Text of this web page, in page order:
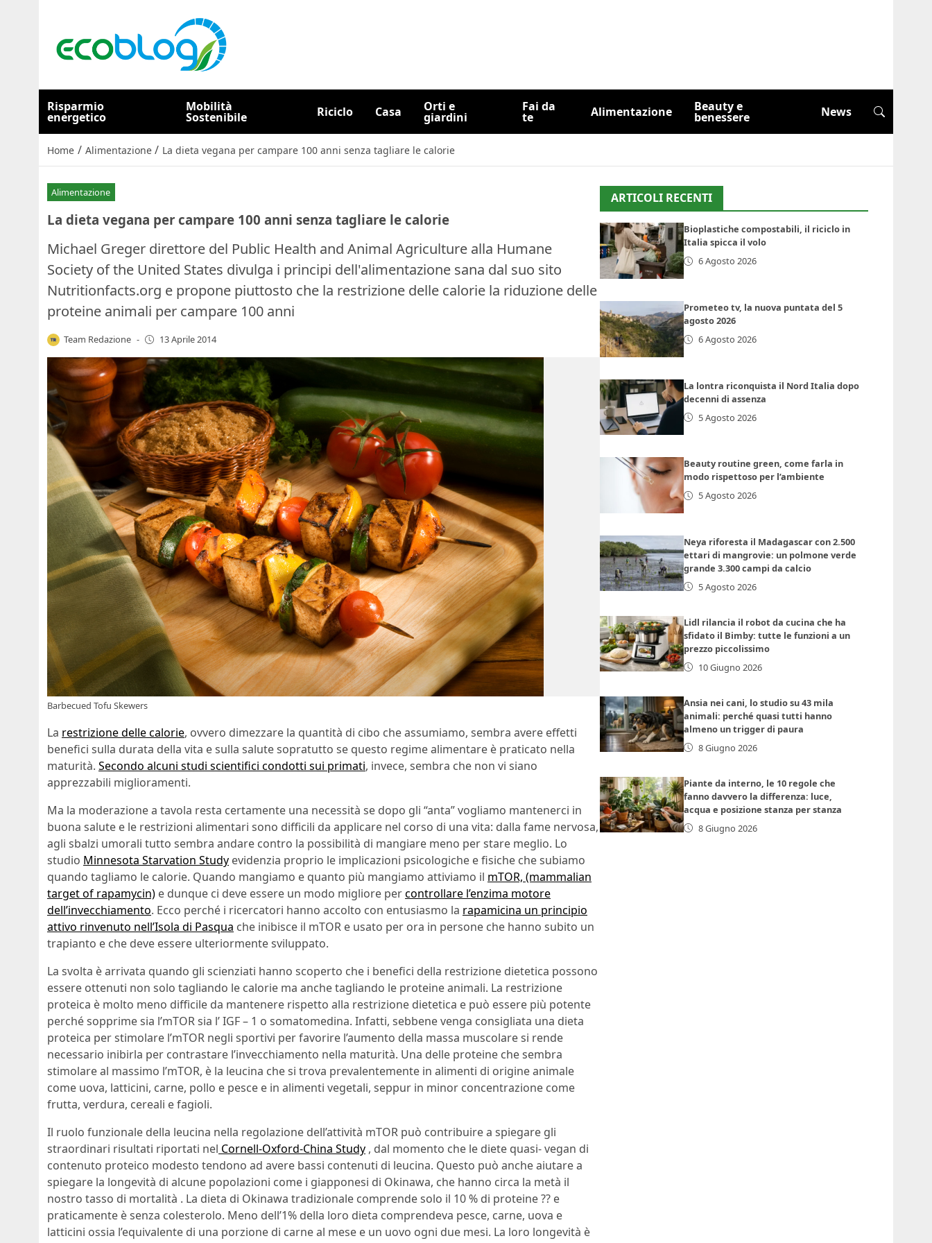
Risparmio
energetico
Mobilità
Sostenibile Riciclo Casa Orti e
giardini
Fai da
te Alimentazione Beauty e
benessere News
Home / Alimentazione / La dieta vegana per campare 100 anni senza tagliare le calorie
Alimentazione
La dieta vegana per campare 100 anni senza tagliare le calorie
Michael Greger direttore del Public Health and Animal Agriculture alla Humane
Society of the United States divulga i principi dell'alimentazione sana dal suo sito
Nutritionfacts.org e propone piuttosto che la restrizione delle calorie la riduzione delle
proteine animali per campare 100 anni
Team Redazione - 13 Aprile 2014
Barbecued Tofu Skewers
La restrizione delle calorie, ovvero dimezzare la quantità di cibo che assumiamo, sembra avere effetti
benefici sulla durata della vita e sulla salute sopratutto se questo regime alimentare è praticato nella
maturità. Secondo alcuni studi scientifici condotti sui primati, invece, sembra che non vi siano
apprezzabili miglioramenti.
Ma la moderazione a tavola resta certamente una necessità se dopo gli “anta” vogliamo mantenerci in
buona salute e le restrizioni alimentari sono difficili da applicare nel corso di una vita: dalla fame nervosa,
agli sbalzi umorali tutto sembra andare contro la possibilità di mangiare meno per stare meglio. Lo
studio Minnesota Starvation Study evidenzia proprio le implicazioni psicologiche e fisiche che subiamo
quando tagliamo le calorie. Quando mangiamo e quanto più mangiamo attiviamo il mTOR, (mammalian
target of rapamycin) e dunque ci deve essere un modo migliore percontrollare l’enzima motore
dell’invecchiamento. Ecco perché i ricercatori hanno accolto con entusiasmo la rapamicina un principio
attivo rinvenuto nell’Isola di Pasqua che inibisce il mTOR e usato per ora in persone che hanno subito un
trapianto e che deve essere ulteriormente sviluppato.
La svolta è arrivata quando gli scienziati hanno scoperto che i benefici della restrizione dietetica possono
essere ottenuti non solo tagliando le calorie ma anche tagliando le proteine animali. La restrizione
proteica è molto meno difficile da mantenere rispetto alla restrizione dietetica e può essere più potente
perché sopprime sia l’mTOR sia l’ IGF – 1 o somatomedina. Infatti, sebbene venga consigliata una dieta
proteica per stimolare l’mTOR negli sportivi per favorire l’aumento della massa muscolare si rende
necessario inibirla per contrastare l’invecchiamento nella maturità. Una delle proteine che sembra
stimolare al massimo l’mTOR, è la leucina che si trova prevalentemente in alimenti di origine animale
come uova, latticini, carne, pollo e pesce e in alimenti vegetali, seppur in minor concentrazione come
frutta, verdura, cereali e fagioli.
Il ruolo funzionale della leucina nella regolazione dell’attività mTOR può contribuire a spiegare gli
straordinari risultati riportati nel Cornell-Oxford-China Study , dal momento che le diete quasi- vegan di
contenuto proteico modesto tendono ad avere bassi contenuti di leucina. Questo può anche aiutare a
spiegare la longevità di alcune popolazioni come i giapponesi di Okinawa, che hanno circa la metà il
nostro tasso di mortalità . La dieta di Okinawa tradizionale comprende solo il 10 % di proteine ?? e
praticamente è senza colesterolo. Meno dell’1% della loro dieta comprendeva pesce, carne, uova e
latticini ossia l’equivalente di una porzione di carne al mese e un uovo ogni due mesi. La loro longevità è
ARTICOLI RECENTI
Bioplastiche compostabili, il riciclo in
Italia spicca il volo
6 Agosto 2026
Prometeo tv, la nuova puntata del 5
agosto 2026
6 Agosto 2026
La lontra riconquista il Nord Italia dopo
decenni di assenza
5 Agosto 2026
Beauty routine green, come farla in
modo rispettoso per l’ambiente
5 Agosto 2026
Neya riforesta il Madagascar con 2.500
ettari di mangrovie: un polmone verde
grande 3.300 campi da calcio
5 Agosto 2026
Lidl rilancia il robot da cucina che ha
sfidato il Bimby: tutte le funzioni a un
prezzo piccolissimo
10 Giugno 2026
Ansia nei cani, lo studio su 43 mila
animali: perché quasi tutti hanno
almeno un trigger di paura
8 Giugno 2026
Piante da interno, le 10 regole che
fanno davvero la differenza: luce,
acqua e posizione stanza per stanza
8 Giugno 2026